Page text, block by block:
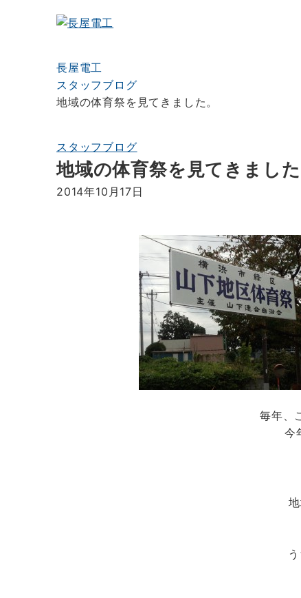
長屋電工
スタッフブログ
地域の体育祭を見てきました。
スタッフブログ
地域の体育祭を見てきました
2014年10月17日
毎年、
今